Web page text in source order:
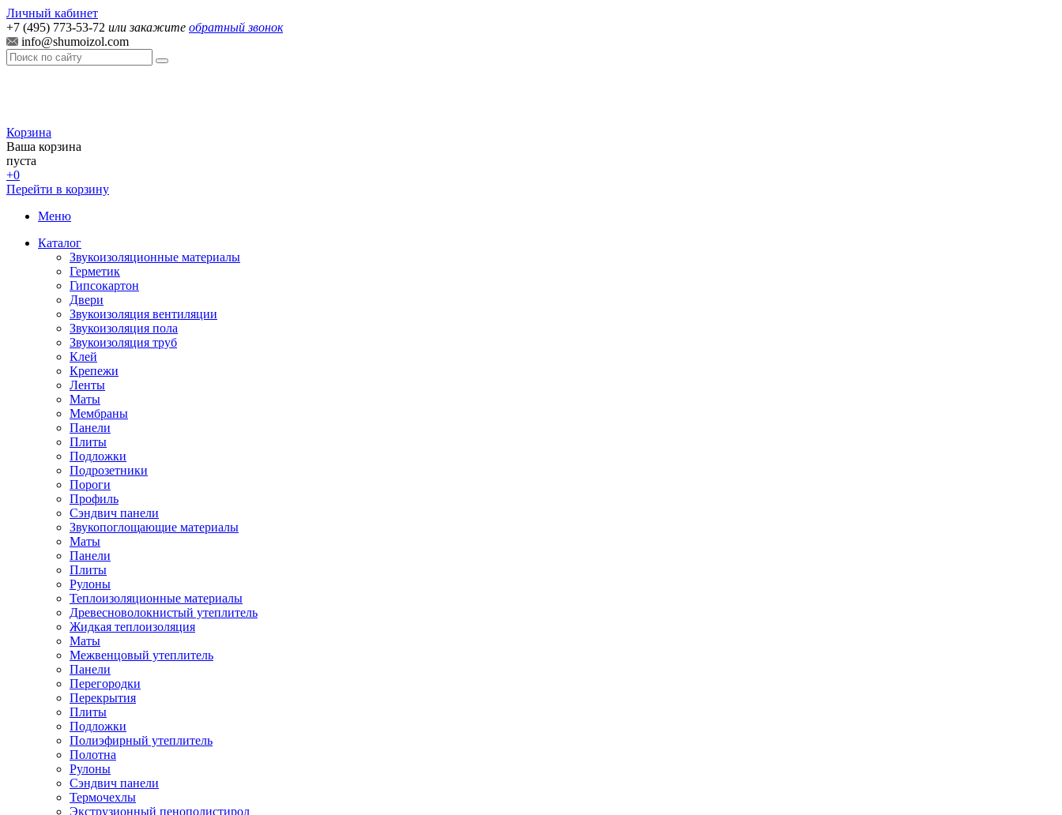
Личный кабинет
+7 (495) 773-53-72 или закажите обратный звонок
info@shumoizol.com
Корзина
Ваша корзина
пуста
+0
Перейти в корзину
Меню
Каталог
Звукоизоляционные материалы
Герметик
Гипсокартон
Двери
Звукоизоляция вентиляции
Звукоизоляция пола
Звукоизоляция труб
Клей
Крепежи
Ленты
Маты
Мембраны
Панели
Плиты
Подложки
Подрозетники
Пороги
Профиль
Сэндвич панели
Звукопоглощающие материалы
Маты
Панели
Плиты
Рулоны
Теплоизоляционные материалы
Древесноволокнистый утеплитель
Жидкая теплоизоляция
Маты
Межвенцовый утеплитель
Панели
Перегородки
Перекрытия
Плиты
Подложки
Полиэфирный утеплитель
Полотна
Рулоны
Сэндвич панели
Термочехлы
Экструзионный пенополистирол